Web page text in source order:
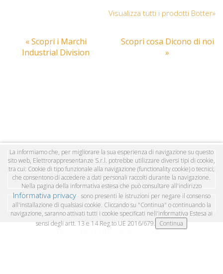
Visualizza tutti i prodotti Botter»
« Scopri i Marchi
Industrial Division
Scopri cosa Dicono di noi
»
AUTOMAZIONE
QUADRISTICA
IMPIANTISTICA
La informiamo che, per migliorare la sua esperienza di navigazione su questo
sito web, Elettrorappresentanze S.r.l. potrebbe utilizzare diversi tipi di cookie,
tra cui: Cookie di tipo funzionale alla navigazione (functionality cookie) o tecnici;
che consentono di accedere a dati personali raccolti durante la navigazione.
Nella pagina della informativa estesa che può consultare all'indirizzo
Informativa privacy sono presenti le istruzioni per negare il consenso
all'installazione di qualsiasi cookie. Cliccando su "Continua" o continuando la
navigazione, saranno attivati tutti i cookie specificati nell'informativa Estesa ai
sensi degli artt. 13 e 14 Reg.to UE 2016/679.